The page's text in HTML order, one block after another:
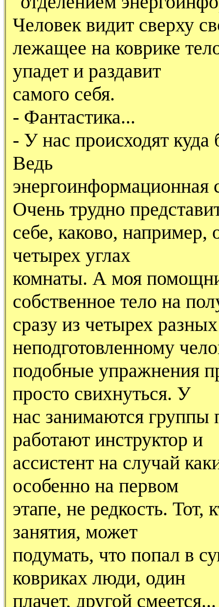
Человек видит сверху
лежащее на коврике
упадет и раздавит
самого себя.
- Фантастика...
- У нас происходят
Ведь
энергоинформационная
Очень трудно
себе, каково, например,
четырех углах
комнаты. А моя
собственное тело на
сразу из четырех
неподготовленному
подобные упражнения
просто свихнуться. У
нас занимаются группы
работают инструктор и
ассистент на случай
особенно на первом
этапе, не редкость.
занятия, может
подумать, что попал в
ковриках люди, один
плачет, другой